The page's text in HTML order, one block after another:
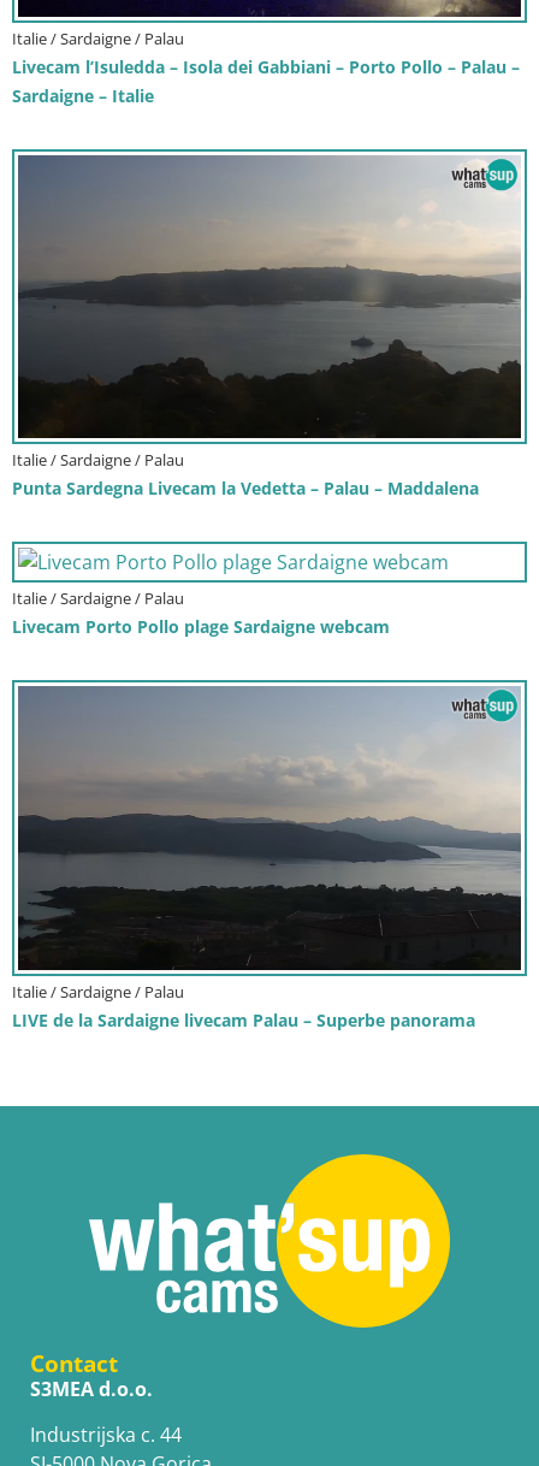
Italie / Sardaigne / Palau
Livecam l’Isuledda – Isola dei Gabbiani – Porto Pollo – Palau –
Sardaigne – Italie
Italie / Sardaigne / Palau
Punta Sardegna Livecam la Vedetta – Palau – Maddalena
Italie / Sardaigne / Palau
Livecam Porto Pollo plage Sardaigne webcam
Italie / Sardaigne / Palau
LIVE de la Sardaigne livecam Palau – Superbe panorama
Contact
S3MEA d.o.o.
Industrijska c. 44